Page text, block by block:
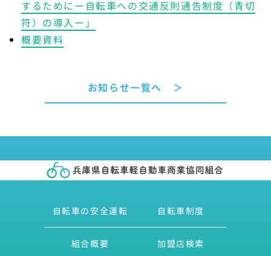
するためにー自転車への交通反則通告制度（青切
符）の導入ー」
概要資料
お知らせ一覧へ ＞
自転車の安全運転 自転車制度
組合概要 加盟店検索